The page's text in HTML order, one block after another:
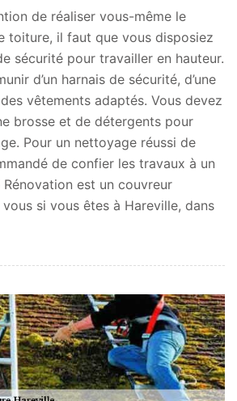
de réaliser vous-même le
toiture, il faut que vous disposiez
sécurité pour travailler en hauteur.
d’un harnais de sécurité, d’une
vêtements adaptés. Vous devez
brosse et de détergents pour
Pour un nettoyage réussi de
de confier les travaux à un
est un couvreur
si vous êtes à Hareville, dans